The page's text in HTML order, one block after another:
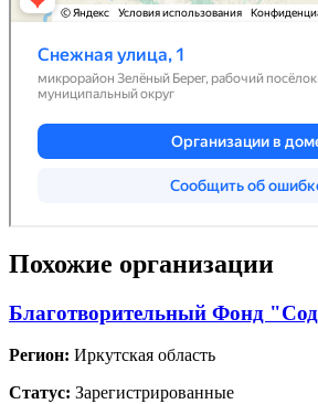
Похожие организации
Благотворительный Фонд
Регион: Иркутская область
Статус: Зарегистрированные